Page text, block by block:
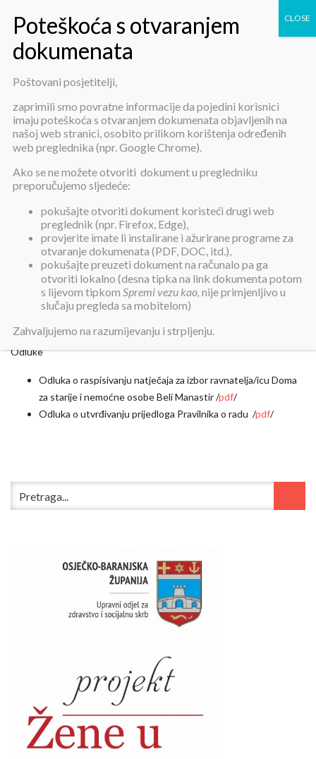
176. sjednica
176. sjednica
Objavljeno:25. srpnja 2023.
pdf/
Odluke
Odluka o raspisivanju natječaja za izbor ravnatelja/icu Doma
za starije i nemoćne osobe Beli Manastir /pdf/
Odluka o utvrđivanju prijedloga Pravilnika o radu /pdf/
Poštovani posjetitelji,
zaprimili smo povratne informacije da pojedini korisnici
imaju poteškoća s otvaranjem dokumenata objavljenih na
našoj web stranici, osobito prilikom korištenja određenih
web preglednika (npr. Google Chrome).
Ako se ne možete otvoriti dokument u pregledniku
preporučujemo sljedeće:
pokušajte otvoriti dokument koristeći drugi web
preglednik (npr. Firefox, Edge),
provjerite imate li instalirane i ažurirane programe za
otvaranje dokumenata (PDF, DOC, itd.),
pokušajte preuzeti dokument na računalo pa ga
otvoriti lokalno (desna tipka na link dokumenta potom
s lijevom tipkom Spremi vezu kao, nije primjenljivo u
slučaju pregleda sa mobitelom)
Zahvaljujemo na razumijevanju i strpljenju.